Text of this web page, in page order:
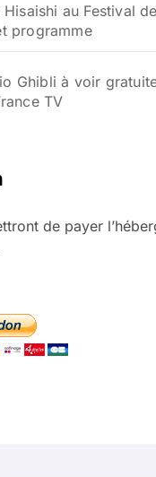
au Festival
programme
Ghibli à voir
TV
de payer